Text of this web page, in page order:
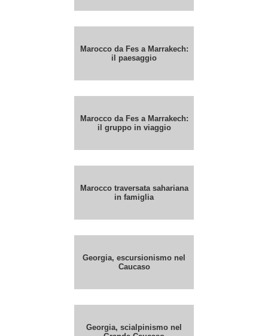
Marocco da Fes a Marrakech:
il paesaggio
Marocco da Fes a Marrakech:
il gruppo in viaggio
Marocco traversata sahariana
in famiglia
Georgia, escursionismo nel
Caucaso
Georgia, scialpinismo nel